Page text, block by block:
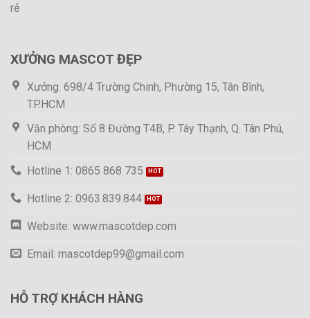
rẻ
XƯỞNG MASCOT ĐẸP
Xưởng: 698/4 Trường Chinh, Phường 15, Tân Bình,
TP.HCM
Văn phòng: Số 8 Đường T4B, P. Tây Thạnh, Q. Tân Phú,
HCM
Hotline 1: 0865 868 735
Hotline 2: 0963.839.844
Website: www.mascotdep.com
Email: mascotdep99@gmail.com
HỖ TRỢ KHÁCH HÀNG